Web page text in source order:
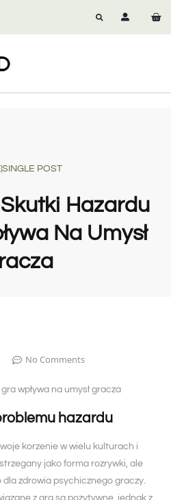
SINGLE POST
Hazardu
Na Umysł
No Comments
wpływa na umysł gracza
hazardu
korzenie w wielu kulturach i
jako forma rozrywki, ale
zdrowia psychicznego graczy.
z grą są pozytywne, jednak z